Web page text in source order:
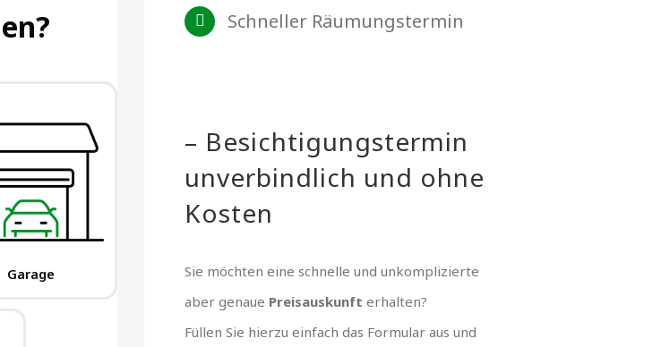
Schneller Räumungstermin
– Besichtigungstermin
unverbindlich und ohne
Kosten
Sie möchten eine schnelle und unkomplizierte
aber genaue Preisauskunft erhalten?
Füllen Sie hierzu einfach das Formular aus und